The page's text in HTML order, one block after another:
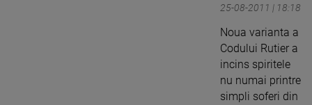
25-08-2011 | 18:18
Noua varianta a
Codului Rutier a
incins spiritele
nu numai printre
simpli soferi din